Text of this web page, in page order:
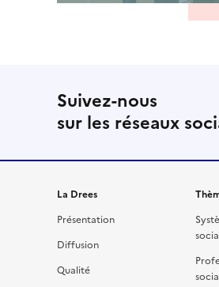
Suivez-nous
sur les réseaux
La Drees
Présentation
Diffusion
Qualité